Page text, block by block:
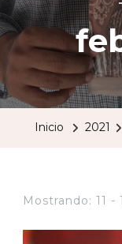
Inicio 2021
Mostrando: 11 -